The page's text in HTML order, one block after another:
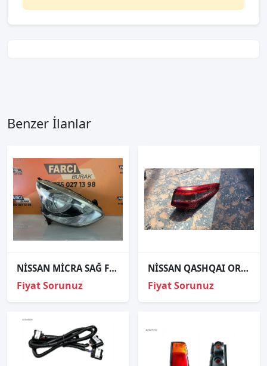
Benzer İlanlar
NİSSAN MİCRA SAĞ FAR ORJİNAL
Fiyat Sorunuz
NİSSAN QASHQAI ORJİNAL ÇIKMA SAĞ STOP 2
Fiyat Sorunuz